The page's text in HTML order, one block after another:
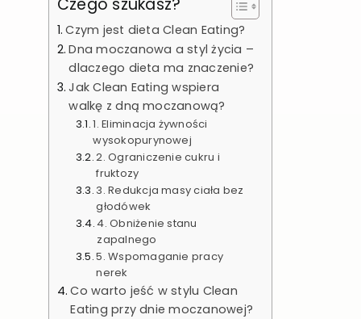
Czego szukasz?
Czym jest dieta Clean Eating?
Dna moczanowa a styl życia –
dlaczego dieta ma znaczenie?
Jak Clean Eating wspiera
walkę z dną moczanową?
1. Eliminacja żywności
wysokopurynowej
2. Ograniczenie cukru i
fruktozy
3. Redukcja masy ciała bez
głodówek
4. Obniżenie stanu
zapalnego
5. Wspomaganie pracy
nerek
Co warto jeść w stylu Clean
Eating przy dnie moczanowej?